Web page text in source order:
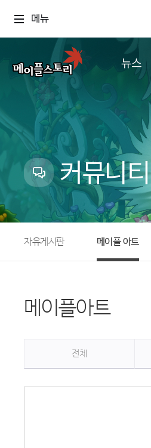
메뉴
뉴스
업데이트
이벤트
캐시샵 공지
메이플 알림판
with maple
커뮤니티
자유게시판 메이플 아트
메이플아트
전체